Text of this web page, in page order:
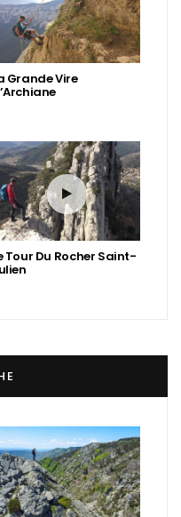
Grande Vire
Tour Du Rocher Saint-